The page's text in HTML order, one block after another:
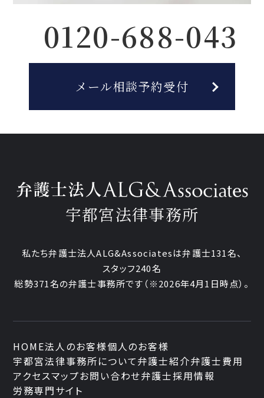
0120-688-043
メール相談予約受付
宇都宮法律事務所
私たち弁護士法人ALG&Associatesは弁護士131名、
スタッフ240名
総勢371名の弁護士事務所です （※2026年4月1日時点）。
HOME法人のお客様個人のお客様
宇都宮法律事務所について弁護士紹介弁護士費用
アクセスマップお問い合わせ弁護士採用情報
労務専門サイト